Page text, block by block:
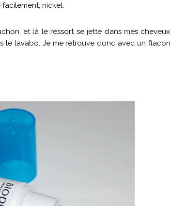
facilement, nickel.
et là le ressort se jette dans mes cheveux
le lavabo. Je me retrouve donc avec un flacon